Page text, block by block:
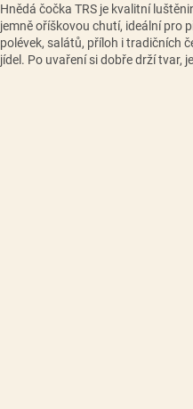
Hnědá čočka TRS je kvalitní
jemně oříškovou chutí, ideální pro
polévek, salátů, příloh i tradičních
jídel. Po uvaření si dobře drží tvar, je